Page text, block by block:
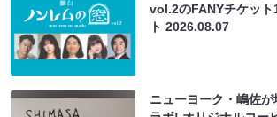
vol.2のFANYチケッ
ト2026.08.07
ニューヨーク・嶋佐